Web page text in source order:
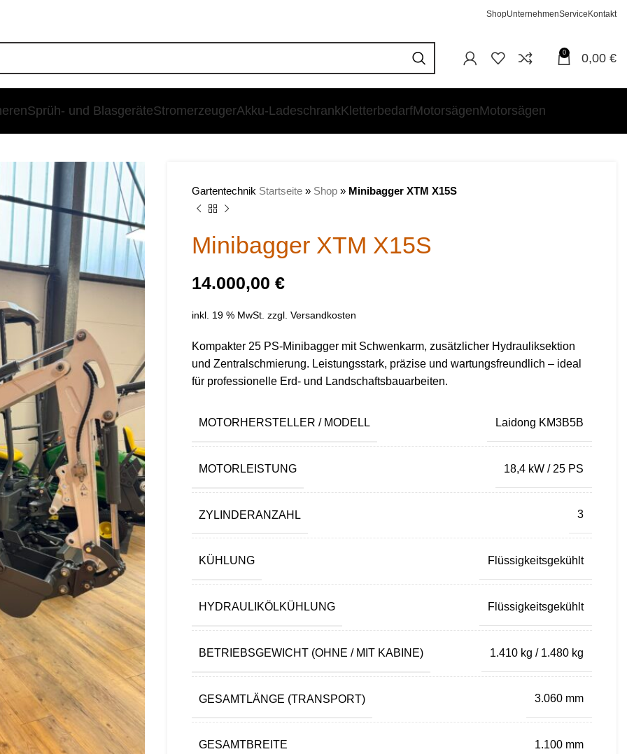
ShopUnternehmenService Kontakt
0 0,00 €
Sprüh- und BlasgeräteStromerzeugerAkku-LadeschrankKletterbedarfMotorsägenMotorsägen
Gartentechnik Startseite » Shop » Minibagger XTM X15S
Minibagger XTM X15S
€
inkl. 19 % MwSt. zzgl. Versandkosten
Kompakter 25 PS-Minibagger mit Schwenkarm, zusätzlicher Hydrauliksektion
und Zentralschmierung. Leistungsstark, präzise und wartungsfreundlich – ideal
für professionelle Erd- und Landschaftsbauarbeiten.
MOTORHERSTELLER / MODELL Laidong KM3B5B
MOTORLEISTUNG 18,4 kW / 25 PS
ZYLINDERANZAHL 3
KÜHLUNG Flüssigkeitsgekühlt
HYDRAULIKÖLKÜHLUNG Flüssigkeitsgekühlt
BETRIEBSGEWICHT (OHNE / MIT KABINE) 1.410 kg / 1.480 kg
GESAMTLÄNGE (TRANSPORT) 3.060 mm
GESAMTBREITE 1.100 mm